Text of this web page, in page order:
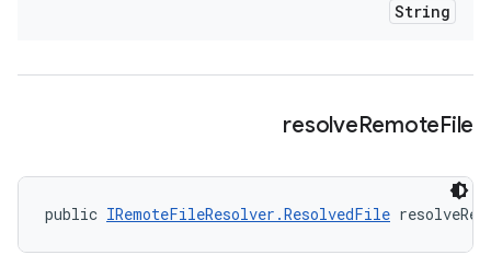
String
resolveRemoteFile
public IRemoteFileResolver.ResolvedFile